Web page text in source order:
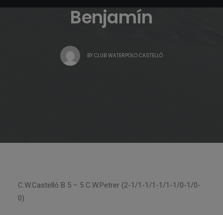
Benjamín
BY CLUB WATERPOLO CASTELLÓ
C.W.Castelló B 5 – 5 C.W.Petrer (2-1/1-1/1-1/1-1/0-1/0-
0)